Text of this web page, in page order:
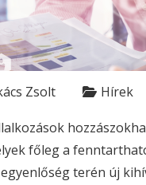
Zsolt Hírek
főleg a
terén új